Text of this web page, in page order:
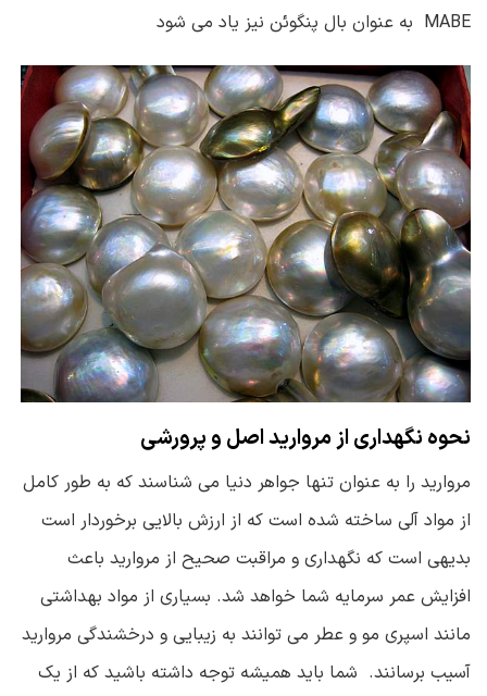
MABE به عنوان بال پنگوئن نیز یاد می شود
نحوه نگهداری از مروارید اصل و پرورشی
مروارید را به عنوان تنها جواهر دنیا می شناسند که به طور کامل
از مواد آلی ساخته شده است که از ارزش بالایی برخوردار است
بدیهی است که نگهداری و مراقبت صحیح از مروارید باعث
افزایش عمر سرمایه شما خواهد شد. بسیاری از مواد بهداشتی
مانند اسپری مو و عطر می توانند به زیبایی و درخشندگی مروارید
آسیب برسانند. شما باید همیشه توجه داشته باشید که از یک